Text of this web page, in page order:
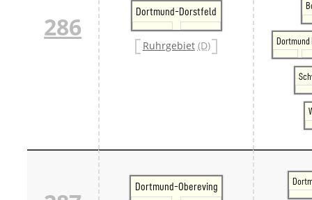
286
Dortmund-Dorstfeld
Ruhrgebiet (D) Dortmund
Dortmund-Obereving